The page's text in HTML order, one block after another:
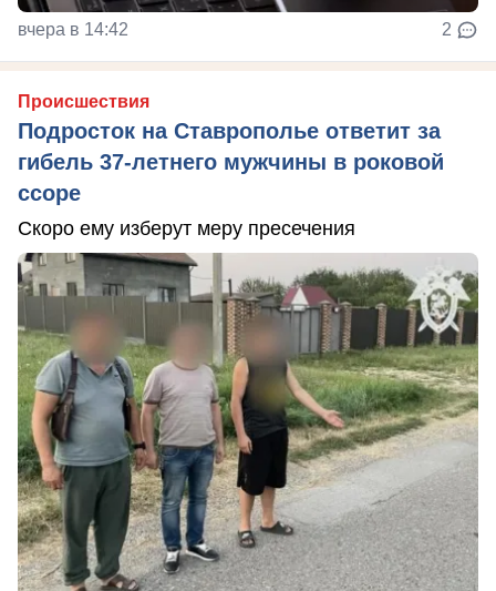
вчера в 14:42 2
Происшествия
Подросток на Ставрополье ответит за
гибель 37-летнего мужчины в роковой
ссоре
Скоро ему изберут меру пресечения